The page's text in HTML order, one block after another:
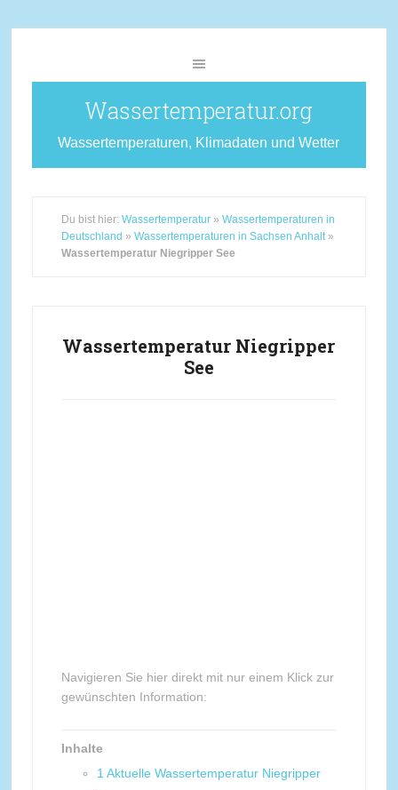
Wassertemperatur.org
Wassertemperaturen, Klimadaten und Wetter
Du bist hier: Wassertemperatur» Wassertemperaturen in
Deutschland » Wassertemperaturen in Sachsen Anhalt»
Wassertemperatur Niegripper See
Wassertemperatur Niegripper
See
Navigieren Sie hier direkt mit nur einem Klick zur
gewünschten Information:
Inhalte
1 Aktuelle Wassertemperatur Niegripper